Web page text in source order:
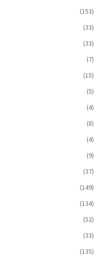
(153)
(33)
(33)
(7)
(15)
(5)
(4)
(8)
(4)
(9)
(37)
(149)
(134)
(52)
(33)
(135)